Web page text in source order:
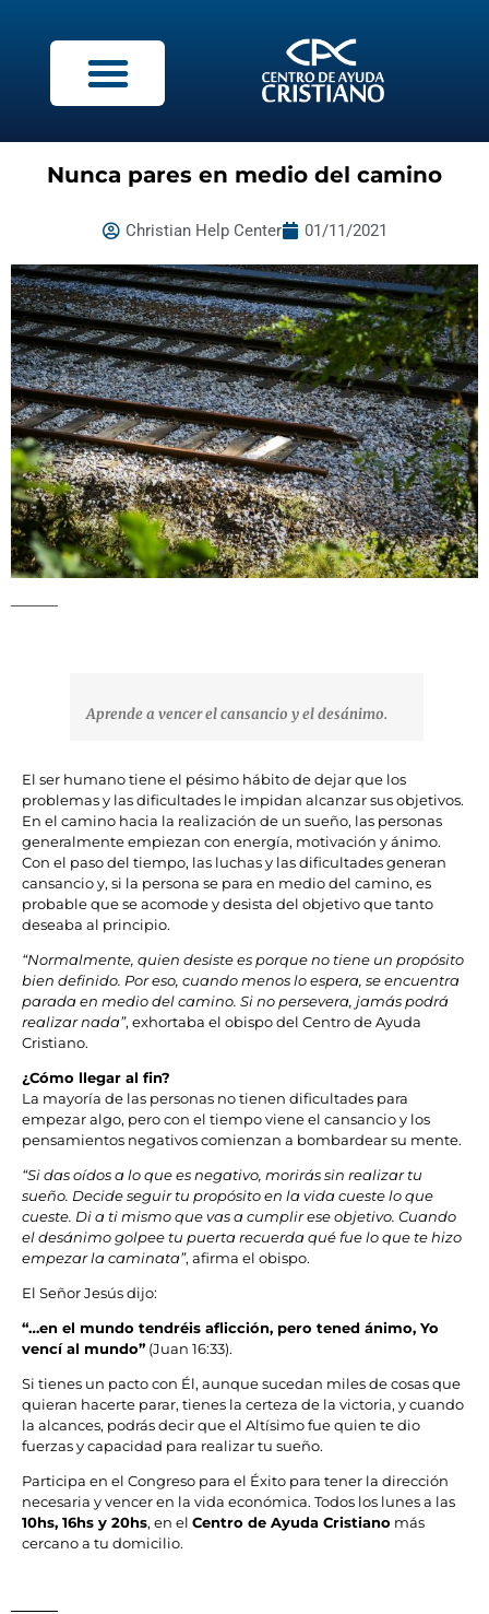
Nunca pares en medio del camino
Christian Help Center 01/11/2021
Aprende a vencer el cansancio y el desánimo.
El ser humano tiene el pésimo hábito de dejar que los
problemas y las dificultades le impidan alcanzar sus objetivos.
En el camino hacia la realización de un sueño, las personas
generalmente empiezan con energía, motivación y ánimo.
Con el paso del tiempo, las luchas y las dificultades generan
cansancio y, si la persona se para en medio del camino, es
probable que se acomode y desista del objetivo que tanto
deseaba al principio.
“Normalmente, quien desiste es porque no tiene un propósito
bien definido. Por eso, cuando menos lo espera, se encuentra
parada en medio del camino. Si no persevera, jamás podrá
realizar nada”, exhortaba el obispo del Centro de Ayuda
Cristiano.
¿Cómo llegar al fin?
La mayoría de las personas no tienen dificultades para
empezar algo, pero con el tiempo viene el cansancio y los
pensamientos negativos comienzan a bombardear su mente.
“Si das oídos a lo que es negativo, morirás sin realizar tu
sueño. Decide seguir tu propósito en la vida cueste lo que
cueste. Di a ti mismo que vas a cumplir ese objetivo. Cuando
el desánimo golpee tu puerta recuerda qué fue lo que te hizo
empezar la caminata”, afirma el obispo.
El Señor Jesús dijo:
“…en el mundo tendréis aflicción, pero tened ánimo, Yo
vencí al mundo” (Juan 16:33).
Si tienes un pacto con Él, aunque sucedan miles de cosas que
quieran hacerte parar, tienes la certeza de la victoria, y cuando
la alcances, podrás decir que el Altísimo fue quien te dio
fuerzas y capacidad para realizar tu sueño.
Participa en el Congreso para el Éxito para tener la dirección
necesaria y vencer en la vida económica. Todos los lunes a las
10hs, 16hs y 20hs, en el Centro de Ayuda Cristiano más
cercano a tu domicilio.